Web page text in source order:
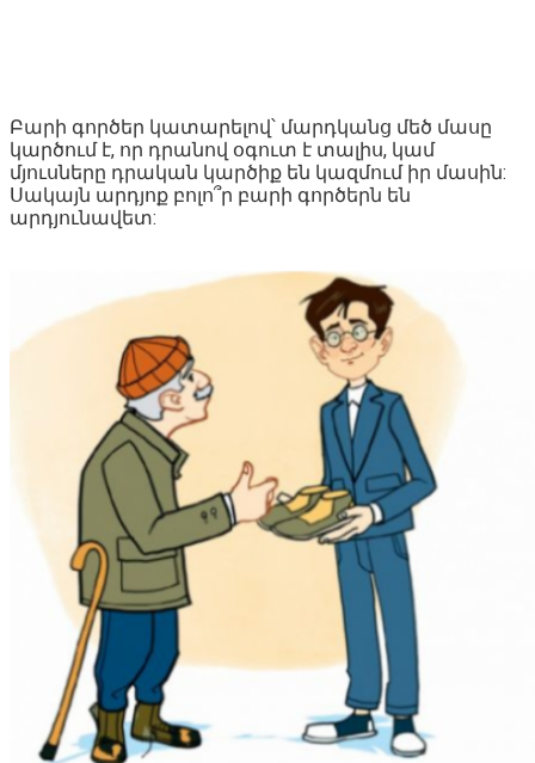
Բարի գործեր կատարելով՝ մարդկանց մեծ մասը
կարծում է, որ դրանով օգուտ է տալիս, կամ
մյուսները դրական կարծիք են կազմում իր մասին:
Սակայն արդյոք բոլո՞ր բարի գործերն են
արդյունավետ: